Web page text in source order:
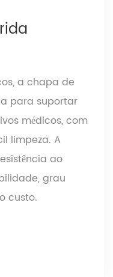
a chapa de
para suportar
médicos, com
limpeza. A
ao
grau
custo.